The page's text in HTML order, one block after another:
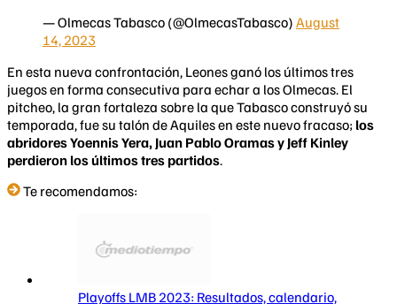
— Olmecas Tabasco (@OlmecasTabasco) August
14, 2023
En esta nueva confrontación, Leones ganó los últimos tres
juegos en forma consecutiva para echar a los Olmecas. El
pitcheo, la gran fortaleza sobre la que Tabasco construyó su
temporada, fue su talón de Aquiles en este nuevo fracaso; los
abridores Yoennis Yera, Juan Pablo Oramas y Jeff Kinley
perdieron los últimos tres partidos.
Te recomendamos:
Playoffs LMB 2023: Resultados, calendario,